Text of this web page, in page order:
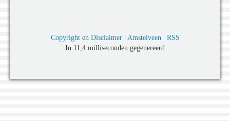
Copyright en Disclaimer| Amstelveen
RSS
In 11,4 milliseconden gegenereerd